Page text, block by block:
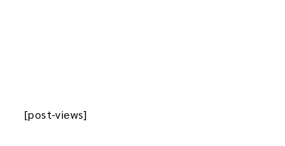
[post-views]